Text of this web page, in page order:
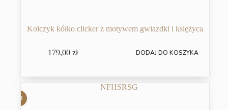
Kolczyk kółko clicker z motywem gwiazdki i księżyca
179,00zł DODAJ DO KOSZYKA